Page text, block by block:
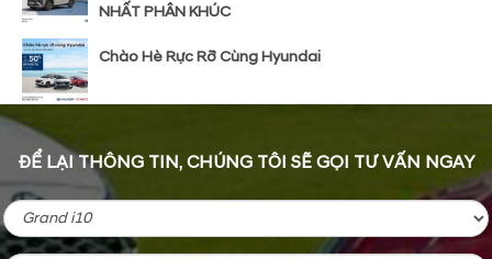
NHẤT PHÂN KHÚC
Chào Hè Rực Rỡ Cùng Hyundai
ĐỂ LẠI THÔNG TIN, CHÚNG TÔI SẼ GỌI TƯ VẤN NGAY